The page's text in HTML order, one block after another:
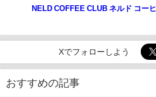
NELD COFFEE CLUB ネルド コー
Xでフォローしよう
おすすめの記事